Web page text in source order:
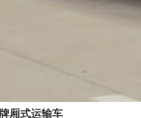
厢式运输车